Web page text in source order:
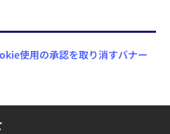
使用の承認を取り消すバナー